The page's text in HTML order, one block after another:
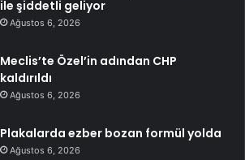
ile şiddetli geliyor
Ağustos 6, 2026
Meclis’te Özel’in adından CHP
kaldırıldı
Ağustos 6, 2026
Plakalarda ezber bozan formül yolda
Ağustos 6, 2026